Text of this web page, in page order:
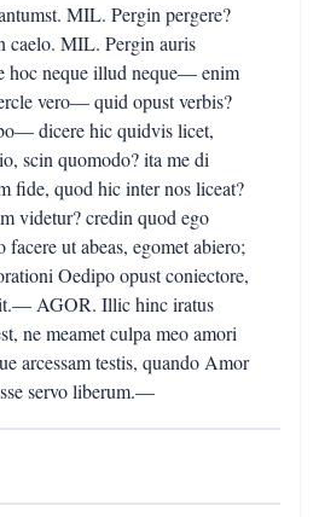
MIL. Pergin pergere?
caelo. MIL. Pergin auris
hoc neque illud neque— enim
vero— quid opust verbis?
dicere hic quidvis licet,
scin quomodo? ita me di
fide, quod hic inter nos liceat?
videtur? credin quod ego
ut abeas, egomet abiero;
Oedipo opust coniectore,
AGOR. Illic hinc iratus
ne meamet culpa meo amori
arcessam testis, quando Amor
servo liberum.—